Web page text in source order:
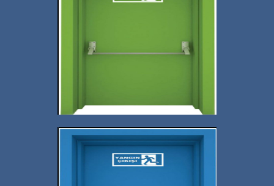
İstanbul Yangın Kapısı
İmalatı Sayfası